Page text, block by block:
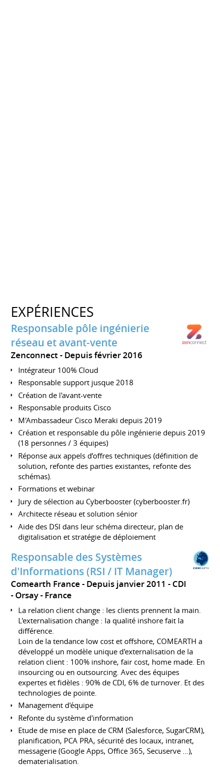
EXPÉRIENCES
Responsable pôle ingénierie
réseau et avant-vente
Zenconnect Depuis février 2016
Intégrateur 100% Cloud
Responsable support jusque 2018
Création de l'avant-vente
Responsable produits Cisco
M'Ambassadeur Cisco Meraki depuis 2019
Création et responsable du pôle ingénierie depuis 2019
(18 personnes / 3 équipes)
Réponse aux appels d’offres techniques (définition de
solution, refonte des parties existantes, refonte des
schémas).
Formations et webinar
Jury de sélection au Cyberbooster (cyberbooster.fr)
Architecte réseau et solution sénior
Aide des DSI dans leur schéma directeur, plan de
digitalisation et stratégie de déploiement
Responsable des Systèmes
d'Informations (RSI / IT Manager)
Comearth France Depuis janvier 2011 CDI
Orsay
France
La relation client change : les clients prennent la main.
L'externalisation change : la qualité inshore fait la
différence.
Loin de la tendance low cost et offshore, COMEARTH a
développé un modèle unique d'externalisation de la
relation client : 100% inshore, fair cost, home made. En
insourcing ou en outsourcing. Avec des équipes
expertes et fidèles : 90% de CDI, 6% de turnover. Et des
technologies de pointe.
Management d'équipe
Refonte du système d'information
Etude de mise en place de CRM (Salesforce, SugarCRM),
planification, PCA PRA, sécurité des locaux, intranet,
messagerie (Google Apps, Office 365, Secuserve …),
dematerialisation.